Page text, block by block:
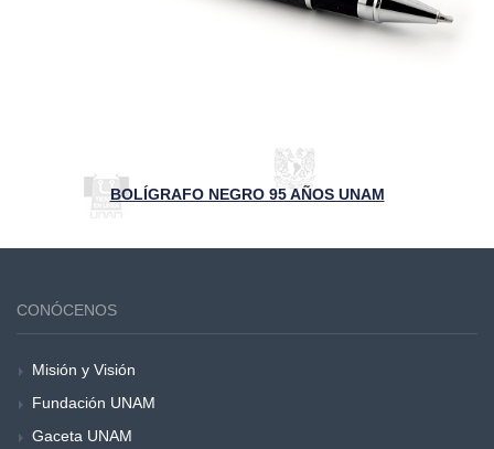
BOLÍGRAFO NEGRO 95 AÑOS UNAM
CONÓCENOS
Misión y Visión
Fundación UNAM
Gaceta UNAM